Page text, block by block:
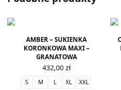
AMBER – SUKIENKA
KORONKOWA MAXI –
GRANATOWA
432,00 zł
S M L XL
XXL